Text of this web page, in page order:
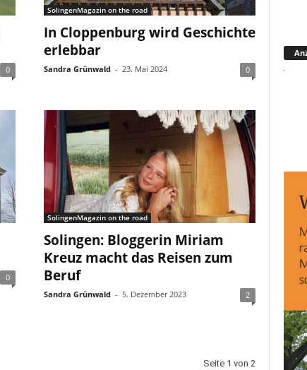
0
SolingenMagazin on the road
In Cloppenburg wird Geschichte
erlebbar
Sandra Grünwald - 23. Mai 2024 0
0
SolingenMagazin on the road
Solingen: Bloggerin Miriam
Kreuz macht das Reisen zum
Beruf
Sandra Grünwald - 5. Dezember 2023 2
Seite 1 von 2